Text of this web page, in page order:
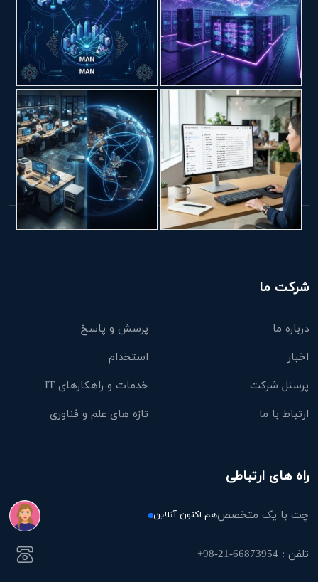
شرکت ما
درباره ما
پرسش و پاسخ
اخبار
استخدام
پرسنل شرکت
خدمات و راهکارهای IT
ارتباط با ما
تازه های علم و فناوری
راه های ارتباطی
چت با یک متخصصهم اکنون آنلاین
تلفن : 66873954-21-98+